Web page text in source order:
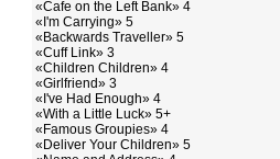
«Cafe on the Left Bank» 4
«I'm Carrying» 5
«Backwards Traveller» 5
«Cuff Link» 3
«Children Children» 4
«Girlfriend» 3
«I've Had Enough» 4
«With a Little Luck» 5+
«Famous Groupies» 4
«Deliver Your Children» 5